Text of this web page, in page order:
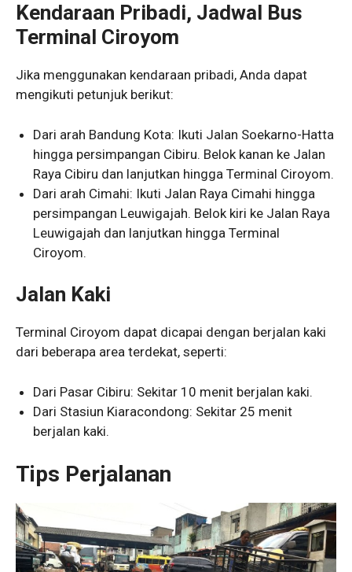
Kendaraan Pribadi, Jadwal Bus
Terminal Ciroyom
Jika menggunakan kendaraan pribadi, Anda dapat
mengikuti petunjuk berikut:
Dari arah Bandung Kota: Ikuti Jalan Soekarno-Hatta
hingga persimpangan Cibiru. Belok kanan ke Jalan
Raya Cibiru dan lanjutkan hingga Terminal Ciroyom.
Dari arah Cimahi: Ikuti Jalan Raya Cimahi hingga
persimpangan Leuwigajah. Belok kiri ke Jalan Raya
Leuwigajah dan lanjutkan hingga Terminal
Ciroyom.
Jalan Kaki
Terminal Ciroyom dapat dicapai dengan berjalan kaki
dari beberapa area terdekat, seperti:
Dari Pasar Cibiru: Sekitar 10 menit berjalan kaki.
Dari Stasiun Kiaracondong: Sekitar 25 menit
berjalan kaki.
Tips Perjalanan